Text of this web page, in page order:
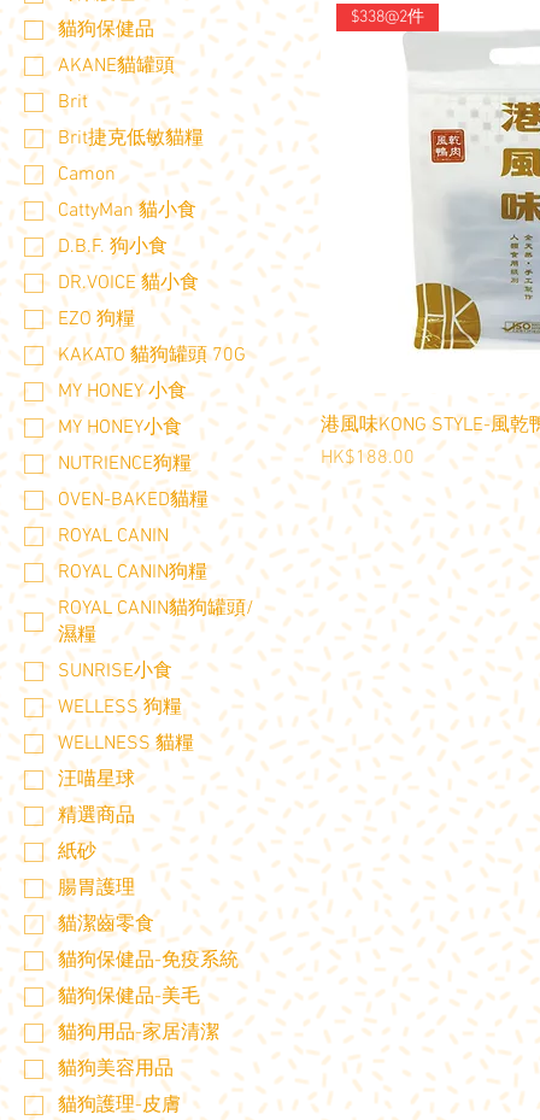
貓狗保健品
AKANE貓罐頭
Brit
Brit捷克低敏貓糧
Camon
CattyMan 貓小食
D.B.F. 狗小食
DR.VOICE 貓小食
EZO 狗糧
KAKATO 貓狗罐頭 70G
MY HONEY 小食
MY HONEY小食
NUTRIENCE狗糧
OVEN-BAKED貓糧
ROYAL CANIN
ROYAL CANIN狗糧
ROYAL CANIN貓狗罐頭/
濕糧
SUNRISE小食
WELLESS 狗糧
WELLNESS 貓糧
汪喵星球
精選商品
紙砂
腸胃護理
貓潔齒零食
貓狗保健品-免疫系統
貓狗保健品-美毛
貓狗用品-家居清潔
貓狗美容用品
貓狗護理-皮膚
$338@2件
港風味KONG STYLE-風乾
價格
HK$188.00